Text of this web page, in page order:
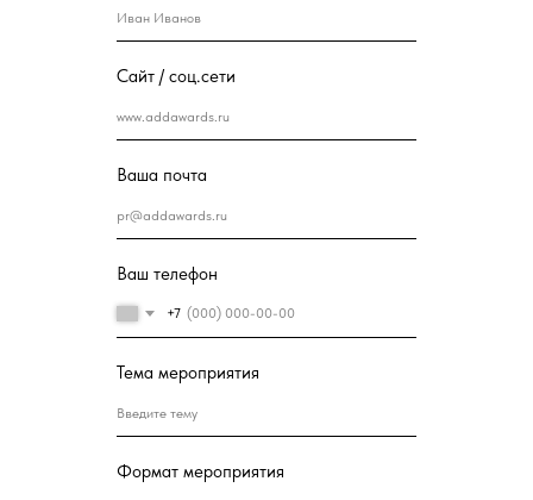
Сайт / соц.сети
Ваша почта
Ваш телефон
+7
Тема мероприятия
Формат мероприятия